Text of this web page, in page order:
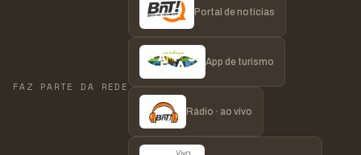
FAZ PARTE DA REDE
Portal de notícias
App de turismo
Rádio · ao vivo